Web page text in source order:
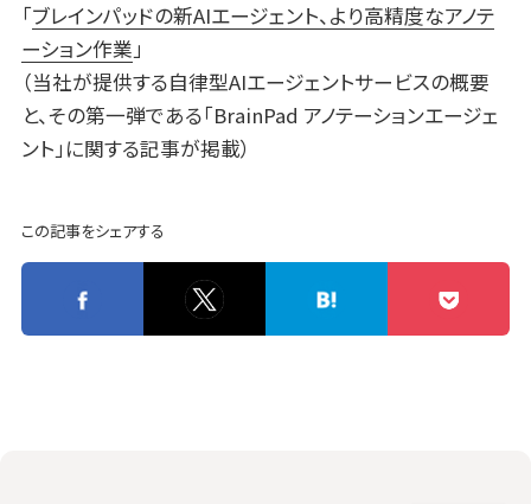
「ブレインパッドの新AIエージェント、より高精度なアノテ
ーション作業」
（当社が提供する自律型AIエージェントサービスの概要
と、その第一弾である「BrainPad アノテーションエージェ
ント」に関する記事が掲載）
この記事をシェアする